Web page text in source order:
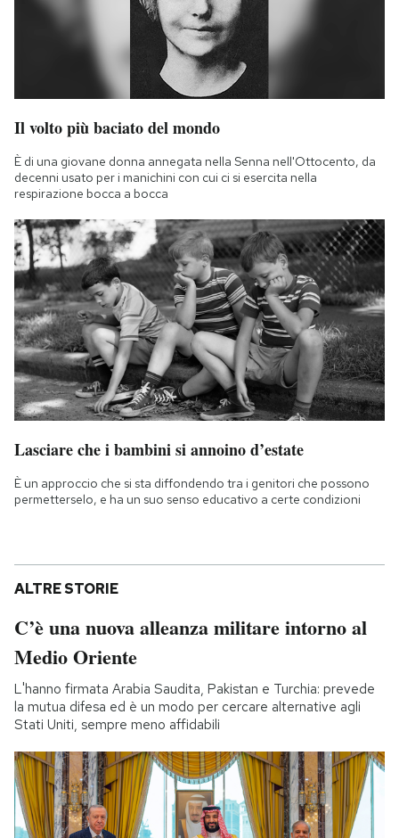
Il volto più baciato del mondo
È di una giovane donna annegata nella Senna nell'Ottocento, da
decenni usato per i manichini con cui ci si esercita nella
respirazione bocca a bocca
Lasciare che i bambini si annoino d’estate
È un approccio che si sta diffondendo tra i genitori che possono
permetterselo, e ha un suo senso educativo a certe condizioni
ALTRE STORIE
C’è una nuova alleanza militare intorno al
Medio Oriente
L'hanno firmata Arabia Saudita, Pakistan e Turchia: prevede
la mutua difesa ed è un modo per cercare alternative agli
Stati Uniti, sempre meno affidabili